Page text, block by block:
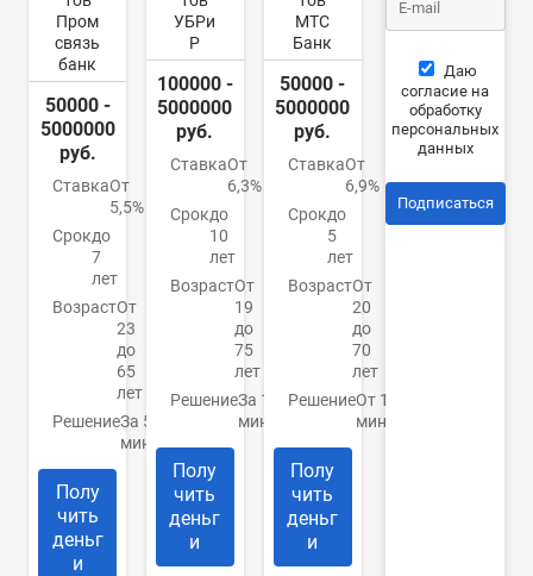
Пром
связь
банк
50000 -
5000000
руб.
СтавкаОт
5,5%
Срокдо
7
лет
ВозрастОт
23
до
65
лет
РешениеЗа 5
минут
Полу
чить
деньг
и
УБРи
Р
100000 -
5000000
руб.
СтавкаОт
6,3%
Срокдо
10
лет
ВозрастОт
19
до
75
лет
РешениеЗа 15
минут
Полу
чить
деньг
и
МТС
Банк
50000 -
5000000
руб.
СтавкаОт
6,9%
Срокдо
5
лет
ВозрастОт
20
до
70
лет
РешениеОт 15
минут
Полу
чить
деньг
и
Даю
согласие на
обработку
персональных
данных
Подписаться